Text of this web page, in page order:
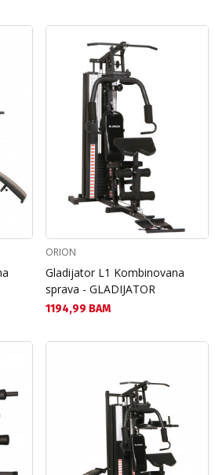
ORION
Gladijator L1 Kombinovana
sprava - GLADIJATOR
Текуща цена:
1194,99 BAM